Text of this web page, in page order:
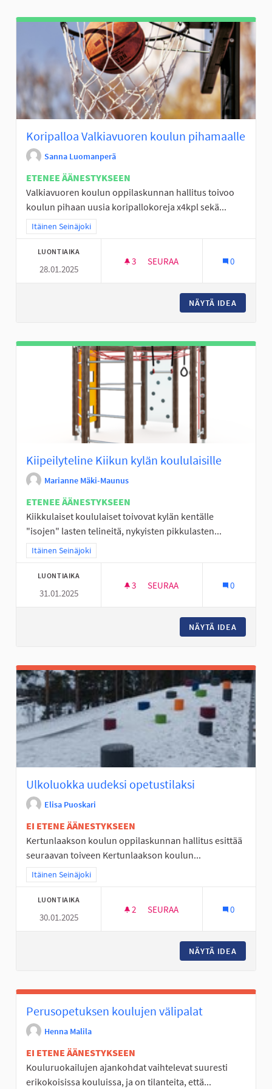
Koripalloa Valkiavuoren koulun pihamaalle
Sanna Luomanperä
ETENEE ÄÄNESTYKSEEN
Valkiavuoren koulun oppilaskunnan hallitus toivoo
koulun pihaan uusia koripallokoreja x4kpl sekä...
Rajaa tulokset teeman mukaan: Itäinen Seinäjoki
Itäinen Seinäjoki
LUONTIAIKA
28.01.2025
3 3 SEURAAJAA
SEURAA 0
NÄYTÄ IDEA
Kiipeilyteline Kiikun kylän koululaisille
Marianne Mäki-Maunus
ETENEE ÄÄNESTYKSEEN
Kiikkulaiset koululaiset toivovat kylän kentälle
"isojen" lasten telineitä, nykyisten pikkulasten...
Rajaa tulokset teeman mukaan: Itäinen Seinäjoki
Itäinen Seinäjoki
LUONTIAIKA
31.01.2025
3 3 SEURAAJAA
SEURAA 0
NÄYTÄ IDEA
Ulkoluokka uudeksi opetustilaksi
Elisa Puoskari
EI ETENE ÄÄNESTYKSEEN
Kertunlaakson koulun oppilaskunnan hallitus esittää
seuraavan toiveen Kertunlaakson koulun...
Rajaa tulokset teeman mukaan: Itäinen Seinäjoki
Itäinen Seinäjoki
LUONTIAIKA
30.01.2025
2 2 SEURAAJAA
SEURAA 0
NÄYTÄ IDEA
Perusopetuksen koulujen välipalat
Henna Malila
EI ETENE ÄÄNESTYKSEEN
Kouluruokailujen ajankohdat vaihtelevat suuresti
erikokoisissa kouluissa, ja on tilanteita, että...